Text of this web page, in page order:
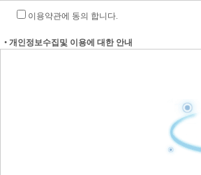
이용약관에 동의 합니다.
• 개인정보수집및 이용에 대한 안내